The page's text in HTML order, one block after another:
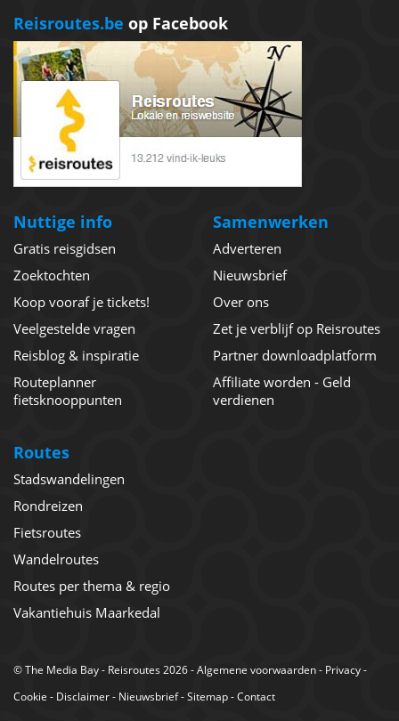
Reisroutes.be op Facebook
Nuttige info
Gratis reisgidsen
Zoektochten
Koop vooraf je tickets!
Veelgestelde vragen
Reisblog & inspiratie
Routeplanner
fietsknooppunten
Samenwerken
Adverteren
Nieuwsbrief
Over ons
Zet je verblijf op Reisroutes
Partner downloadplatform
Affiliate worden - Geld
verdienen
Routes
Stadswandelingen
Rondreizen
Fietsroutes
Wandelroutes
Routes per thema & regio
Vakantiehuis Maarkedal
©The Media Bay- Reisroutes 2026 -Algemene voorwaarden- Privacy-
Cookie - Disclaimer- Nieuwsbrief-Sitemap-Contact